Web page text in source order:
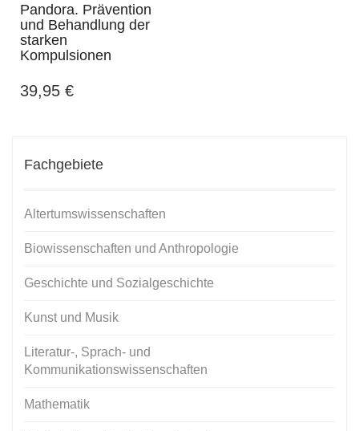
Pandora. Prävention
und Behandlung der
starken
Kompulsionen
39,95 €
Fachgebiete
Altertumswissenschaften
Biowissenschaften und Anthropologie
Geschichte und Sozialgeschichte
Kunst und Musik
Literatur-, Sprach- und
Kommunikationswissenschaften
Mathematik